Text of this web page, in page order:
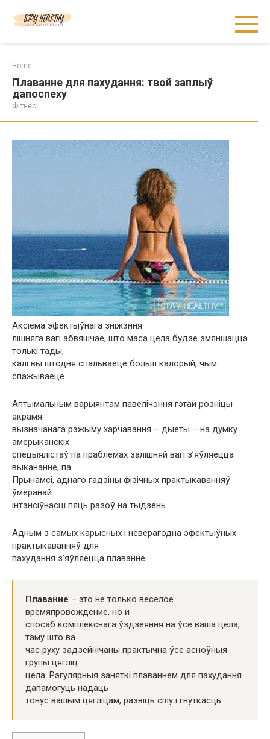
Home
Плаванне для пахудання: твой заплыў
дапоспеху
Фітнес
Аксіёма эфектыўнага зніжэння
лішняга вагі абвяшчае, што маса цела будзе змяншацца
толькі тады,
калі вы штодня спальваеце больш калорый, чым
спажываеце.
Аптымальным варыянтам павелічэння гэтай розніцы
акрамя
вызначанага рэжыму харчавання – дыеты – на думку
амерыканскіх
спецыялістаў па праблемах залішняй вагі з’яўляецца
выкананне, па
Прынамсі, аднаго гадзіны фізічных практыкаванняў
ўмеранай
інтэнсіўнасці пяць разоў на тыдзень.
Адным з самых карысных і неверагодна эфектыўных
практыкаванняў для
пахудання з’яўляецца плаванне.
Плавание – это не только веселое
времяпровождение, но и
спосаб комплекснага ўздзеяння на ўсе ваша цела,
таму што ва
час руху задзейнічаны практычна ўсе асноўныя
групы цягліц
цела. Рэгулярныя заняткі плаваннем для пахудання
дапамогуць надаць
тонус вашым цягліцам, развіць сілу і гнуткасць.